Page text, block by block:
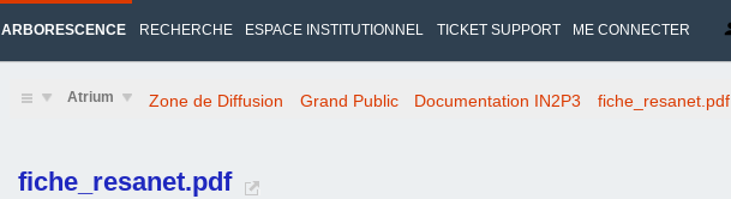
ARBORESCENCE RECHERCHE ESPACE INSTITUTIONNEL TICKET SUPPORT ME CONNECTER
Atrium Zone de Diffusion Grand Public Documentation IN2P3 fiche_resanet.pdf
fiche_resanet.pdf